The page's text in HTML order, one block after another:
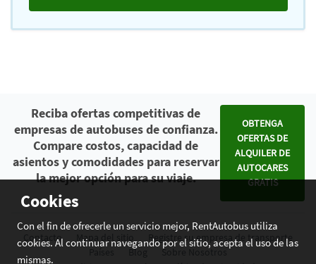
Cookies
Con el fin de ofrecerle un servicio mejor, RentAutobus utiliza
cookies. Al continuar navegando por el sitio, acepta el uso de las
mismas.
Reciba ofertas competitivas de
empresas de autobuses de confianza.
Compare costos, capacidad de
asientos y comodidades para reservar
la mejor opción para su viaje.
OBTENGA
OFERTAS DE
ALQUILER DE
AUTOCARES
GRATIS
Contacto Mapa del sitio
Registre su empresa de transporte
Blog
Sobre Nosotros